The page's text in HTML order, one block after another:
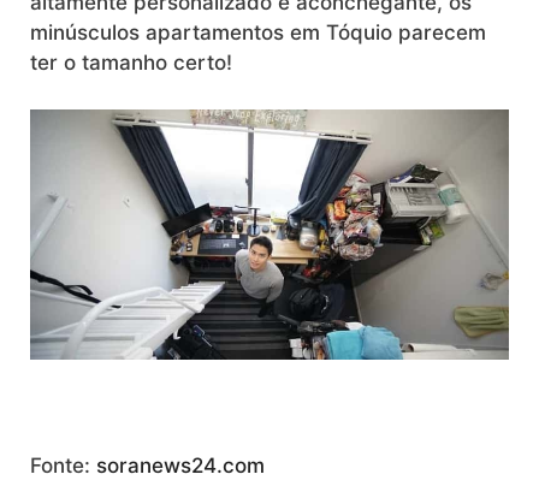
minúsculos apartamentos em Tóquio parecem
ter o tamanho certo!
Fonte: soranews24.com